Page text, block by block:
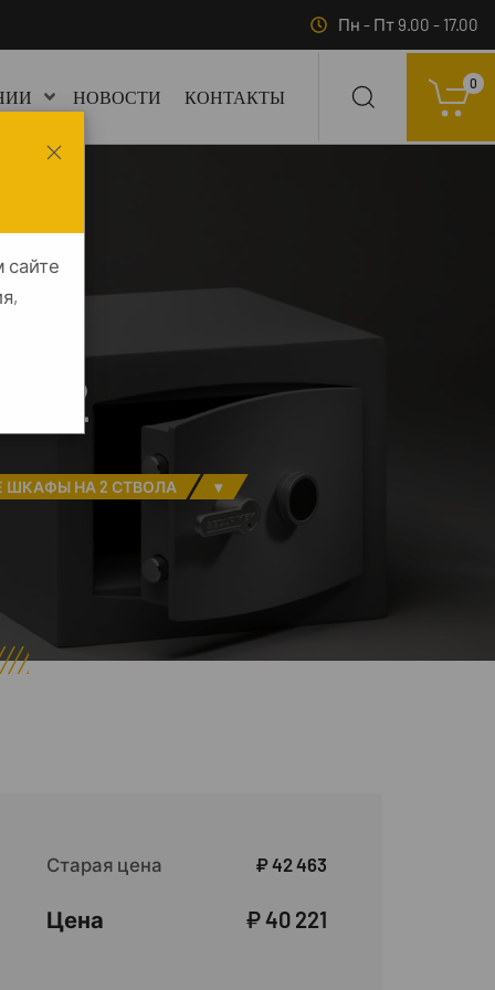
Пн - Пт 9.00 - 17.00
НОВОСТИ КОНТАКТЫ
0
2
НА 2 СТВОЛА ▾
Старая цена ₽ 42 463
Цена ₽ 40 221
сайте